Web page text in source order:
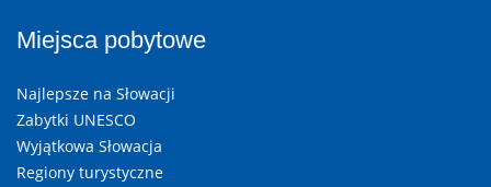
Miejsca pobytowe
Najlepsze na Słowacji
Zabytki UNESCO
Wyjątkowa Słowacja
Regiony turystyczne